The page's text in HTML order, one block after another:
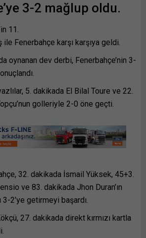
3-2 mağlup oldu.
11.
ile Fenerbahçe karşı karşıya geldi.
oynanan dev derbi, Fenerbahçe’nin 3-
5. dakikada El Bilal Toure ve 22.
golleriyle 2-0 öne geçti.
32. dakikada İsmail Yüksek, 45+3.
ve 83. dakikada Jhon Duran’ın
2’ye getirmeyi başardı.
27. dakikada direkt kırmızı kartla